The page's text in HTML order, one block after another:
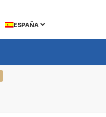
ESPAÑA